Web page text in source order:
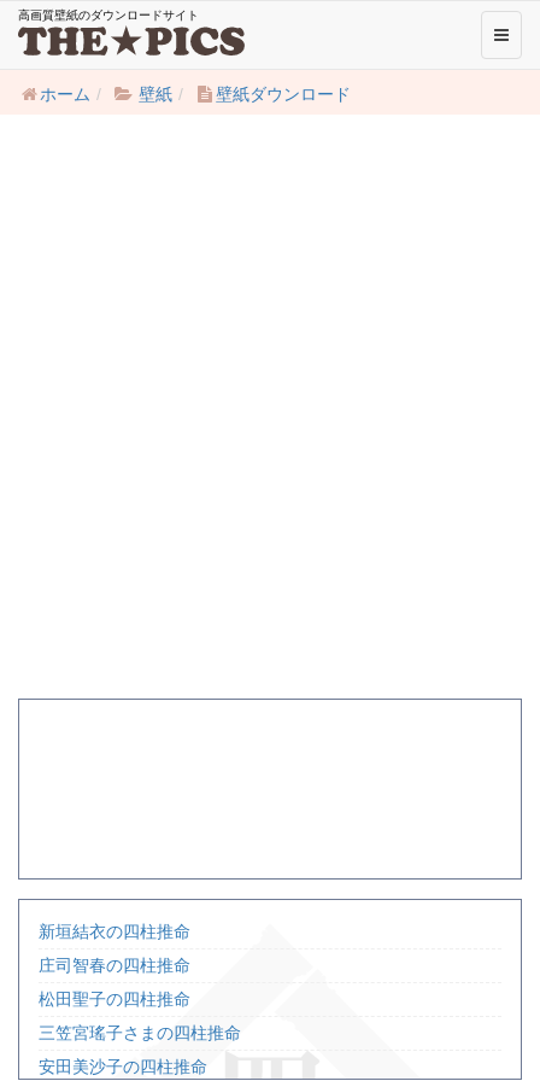
高画質壁紙のダウンロードサイト
ホーム
壁紙 壁紙ダウンロード
新垣結衣の四柱推命
庄司智春の四柱推命
松田聖子の四柱推命
三笠宮瑤子さまの四柱推命
安田美沙子の四柱推命